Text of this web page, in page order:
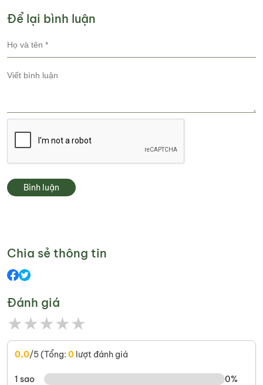
Để lại bình luận
Bình luận
Chia sẻ thông tin
Đánh giá
★★★★★
0,0/5 (Tổng: 0 lượt đánh giá
1 sao
0%